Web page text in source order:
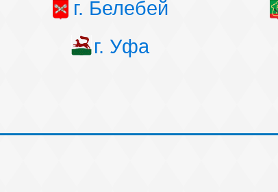
г. Белебей
г. Уфа